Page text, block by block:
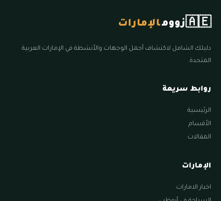
🇦🇪زوومالإمارات
دليلك الشامل لاكتشاف أجمل الوجهات والأنشطة في الإمارات العربية
المتحدة.
روابط سريعة
الرئيسية
الأقسام
المقالات
الإمارات
اخبار الامارات